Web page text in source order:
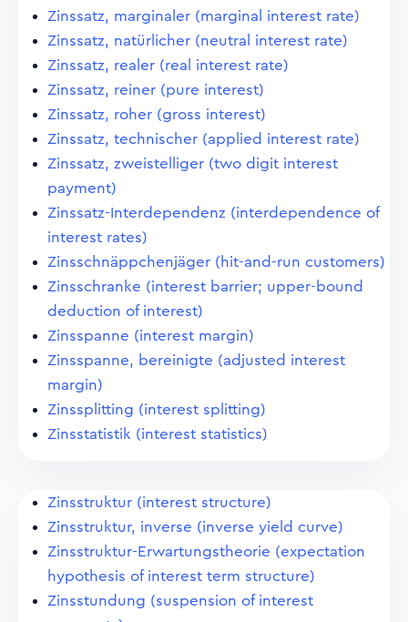
Zinssatz, marginaler (marginal interest rate)
Zinssatz, natürlicher (neutral interest rate)
Zinssatz, realer (real interest rate)
Zinssatz, reiner (pure interest)
Zinssatz, roher (gross interest)
Zinssatz, technischer (applied interest rate)
Zinssatz, zweistelliger (two digit interest
payment)
Zinssatz-Interdependenz (interdependence of
interest rates)
Zinsschnäppchenjäger (hit-and-run customers)
Zinsschranke (interest barrier; upper-bound
deduction of interest)
Zinsspanne (interest margin)
Zinsspanne, bereinigte (adjusted interest
margin)
Zinssplitting (interest splitting)
Zinsstatistik (interest statistics)
Zinsstruktur (interest structure)
Zinsstruktur, inverse (inverse yield curve)
Zinsstruktur-Erwartungstheorie (expectation
hypothesis of interest term structure)
Zinsstundung (suspension of interest